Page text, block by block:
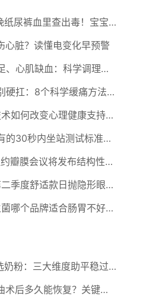
记者穿一晚纸尿裤血里查出毒！宝宝血液浓度竟是成人的5倍？
心脏？读懂电变化早预警
脑供血不足、心肌缺血：科学调理全攻略
牙疼难忍别硬扛：8个科学缓痛方法收好
2026年技术如何改变心理健康支持的获取方式
您年龄应有的30秒内坐站测试标准次数
2026年纽约瓣膜会议将发布结构性心脏病最新研究成果
2026年第二季度舒适款日抛隐形眼镜推荐，优瞳主打长效佩戴体验
2026益生菌哪个品牌适合肠胃不好的人，常年饱受肠胃病痛看过来，梳理实用十大品牌
宝宝转奶选奶粉：三大维度助平稳过渡
鼻中隔偏曲术后多久能恢复？关键看这几点